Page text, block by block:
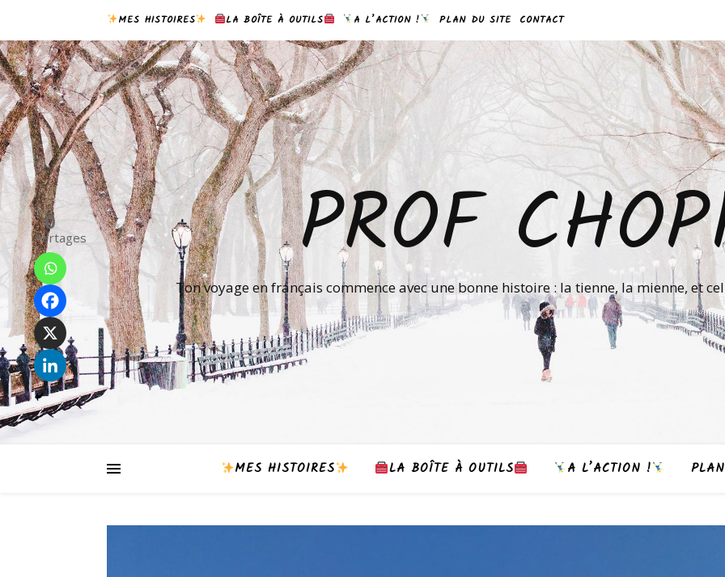
MES HISTOIRES LA BOÎTE À OUTILS A L’ACTION ! PLAN DU SITE CONTACT
PROF
Ton voyage en français commence avec une bonne histoire : la tienne, la mienne, et
MES HISTOIRES LA BOÎTE À OUTILS A L’ACTION !
0
Partages